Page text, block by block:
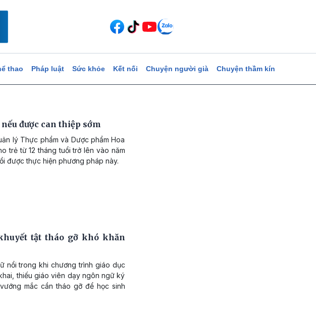
thao Pháp luật Sức khỏe Kết nối Chuyện người già Chuyện thầm kín
được can thiệp sớm
lý Thực phẩm và Dược phẩm Hoa
trẻ từ 12 tháng tuổi trở lên vào năm
được thực hiện phương pháp này.
tật tháo gỡ khó khăn
nổi trong khi chương trình giáo dục
thiếu giáo viên dạy ngôn ngữ ký
mắc cần tháo gỡ để học sinh